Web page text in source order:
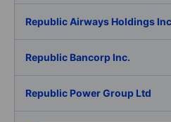
Republic Airways Holdings Inc
Republic Bancorp Inc.
Republic Power Group Ltd